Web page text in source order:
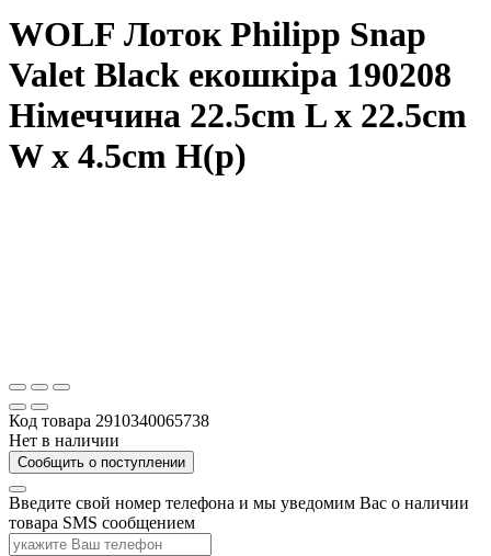
WOLF Лоток Philipp Snap
Valet Black екошкіра 190208
Німеччина 22.5cm L x 22.5cm
W x 4.5cm H(р)
Код товара 2910340065738
Нет в наличии
Сообщить о поступлении
Введите свой номер телефона и мы уведомим Вас о наличии
товара SMS сообщением